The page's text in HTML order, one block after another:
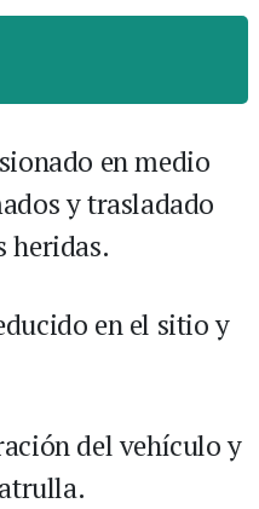
en medio
y trasladado
heridas.
en el sitio y
del vehículo y